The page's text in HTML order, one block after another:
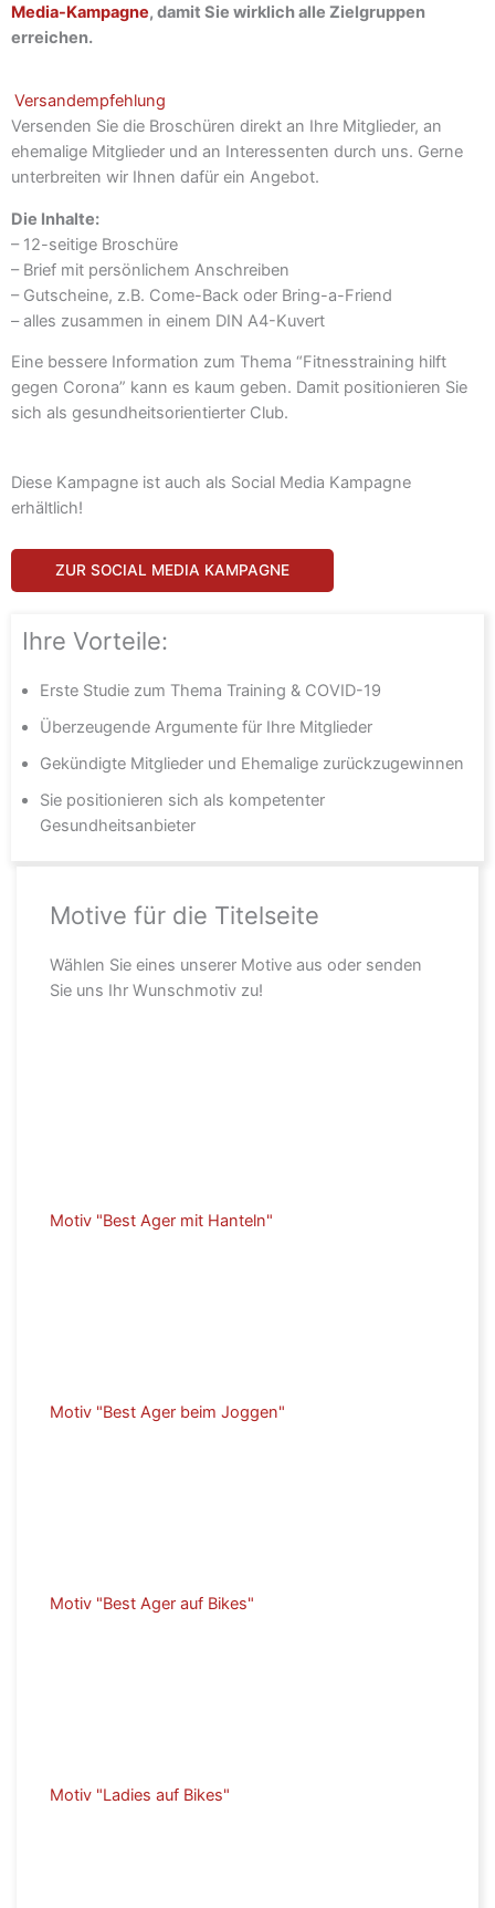
Media-Kampagne, damit Sie wirklich alle Zielgruppen
erreichen.
Versandempfehlung
Versenden Sie die Broschüren direkt an Ihre Mitglieder, an
ehemalige Mitglieder und an Interessenten durch uns. Gerne
unterbreiten wir Ihnen dafür ein Angebot.
Die Inhalte:
– 12-seitige Broschüre
– Brief mit persönlichem Anschreiben
– Gutscheine, z.B. Come-Back oder Bring-a-Friend
– alles zusammen in einem DIN A4-Kuvert
Eine bessere Information zum Thema “Fitnesstraining hilft
gegen Corona” kann es kaum geben. Damit positionieren Sie
sich als gesundheitsorientierter Club.
Diese Kampagne ist auch als Social Media Kampagne
erhältlich!
ZUR SOCIAL MEDIA KAMPAGNE
Ihre Vorteile:
Erste Studie zum Thema Training & COVID-19
Überzeugende Argumente für Ihre Mitglieder
Gekündigte Mitglieder und Ehemalige zurückzugewinnen
Sie positionieren sich als kompetenter
Gesundheitsanbieter
Motive für die Titelseite
Wählen Sie eines unserer Motive aus oder senden
Sie uns Ihr Wunschmotiv zu!
Motiv "Best Ager mit Hanteln"
Motiv "Best Ager beim Joggen"
Motiv "Best Ager auf Bikes"
Motiv "Ladies auf Bikes"